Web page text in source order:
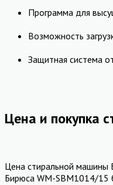
Программа для
Возможность
Защитная система
Цена и покупка
Цена стиральной машины
Бирюса WM-SBM1014/15